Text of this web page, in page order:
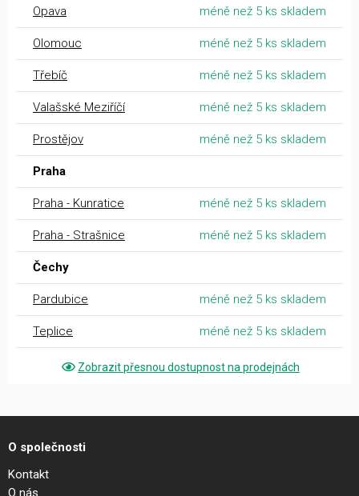
Opava méně než 5 ks skladem
Olomouc méně než 5 ks skladem
Třebíč méně než 5 ks skladem
Valašské Meziříčí méně než 5 ks skladem
Prostějov méně než 5 ks skladem
Praha
Praha - Kunratice méně než 5 ks skladem
Praha - Strašnice méně než 5 ks skladem
Čechy
Pardubice méně než 5 ks skladem
Teplice méně než 5 ks skladem
Zobrazit přesnou dostupnost na prodejnách
O společnosti
Kontakt
O nás